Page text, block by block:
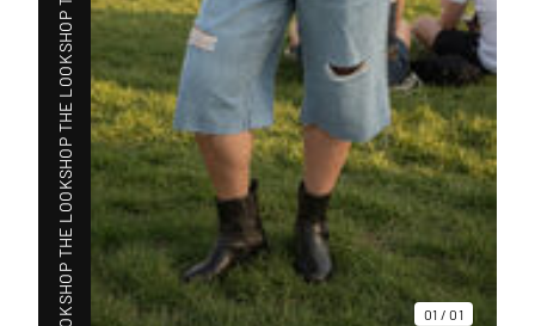
01 /01
SHOP THE LOOK
SHOP THE LOOK